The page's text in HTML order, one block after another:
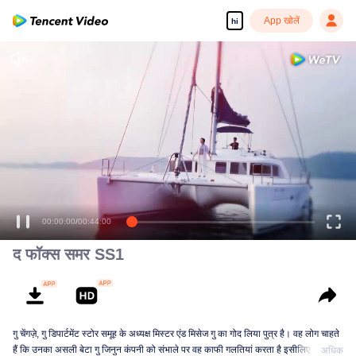
hi App खोलें
00:00:00/00:44:00
द फॉक्स समर SS1
गु चेंगज़े, गु डिपार्टमेंट स्टोर समूह के अध्यक्ष मिस्टर एंड मिसेज गु का गोद लिया पुत्र है। वह लोग चाहते
हैं कि उनका असली बेटा गु जिनुन कंपनी को संभाले पर वह काफी गलतियां करता है इसीलिए मिसेज गु
अधिक